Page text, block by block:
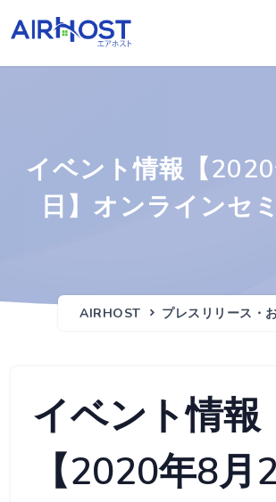
イベント情報【
日】オンラインセ
AIRHOST プレスリリース・
イベント情報
【2020年8月